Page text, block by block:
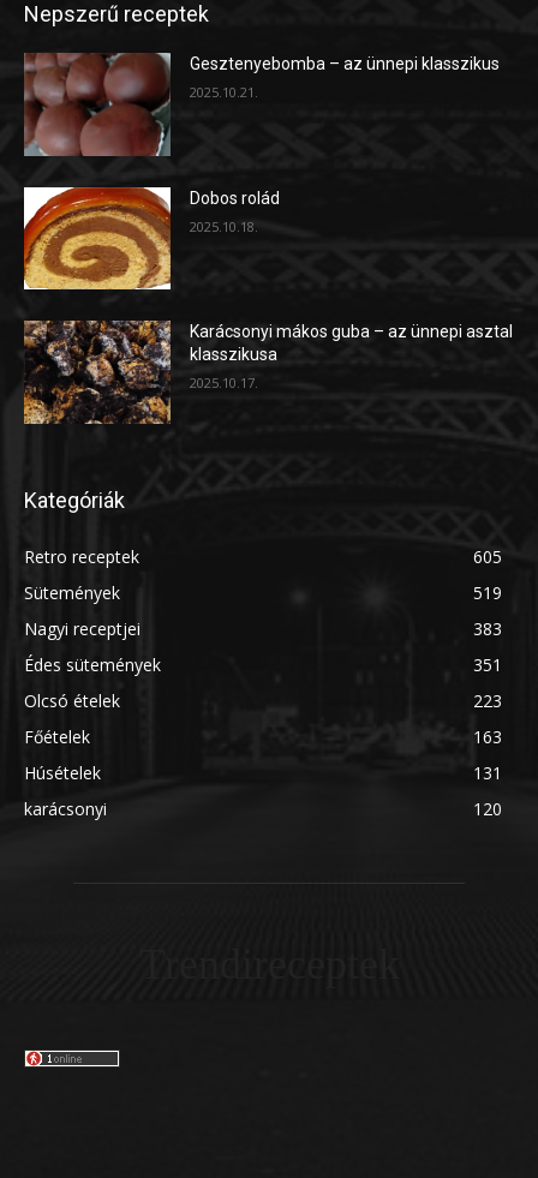
Nepszerű receptek
Gesztenyebomba – az ünnepi klasszikus
2025.10.21.
Dobos rolád
2025.10.18.
Karácsonyi mákos guba – az ünnepi asztal
klasszikusa
2025.10.17.
Kategóriák
Retro receptek
605
Sütemények
519
Nagyi receptjei
383
Édes sütemények
351
Olcsó ételek
223
Főételek
163
Húsételek
131
karácsonyi
120